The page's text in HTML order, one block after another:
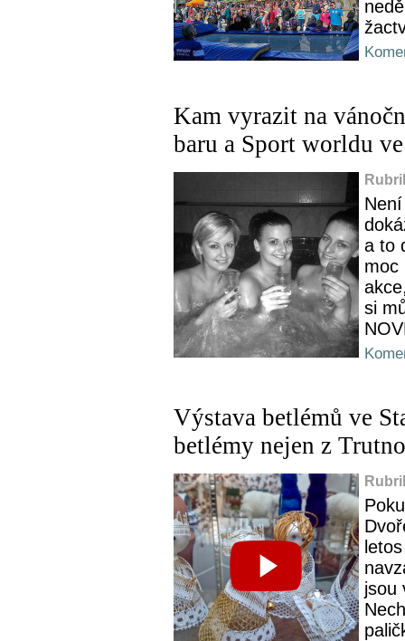
Kam vyrazit na
baru a Sport worldu
a to
moc
si
Výstava betlémů ve
betlémy nejen z
jsou